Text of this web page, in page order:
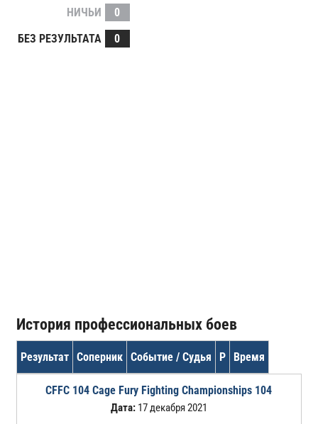
НИЧЬИ
0
БЕЗ РЕЗУЛЬТАТА
0
История профессиональных боев
Результат Соперник Событие / Судья Р Время
CFFC 104 Cage Fury Fighting Championships 104
Дата:17 декабря 2021